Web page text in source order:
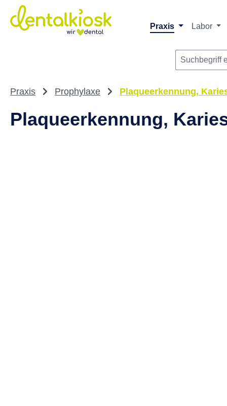
Hauptinhalt springen
Zur Suche springen
Zur Hauptnavigation springen
Praxis Labor
Praxis Prophylaxe Plaqueerkennung,
Plaqueerkennung,